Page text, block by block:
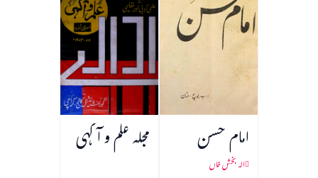
امام حسن
الہ بخش خاں
مجلہ علم و آگہی